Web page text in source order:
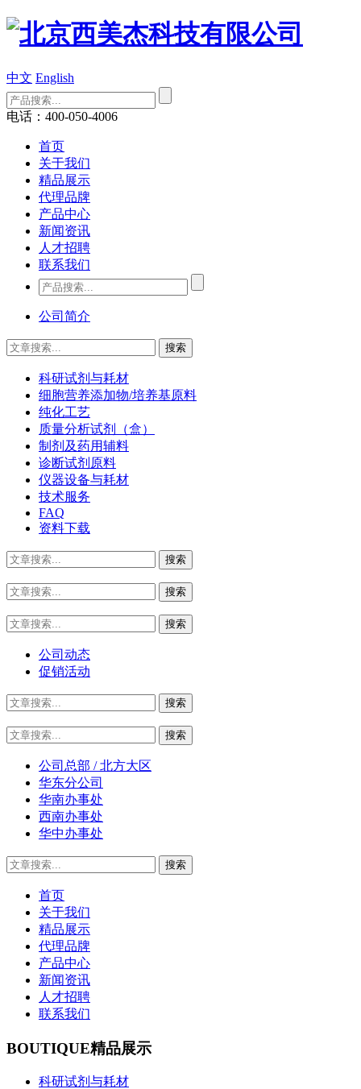
中文 English
电话：400-050-4006
首页
关于我们
精品展示
代理品牌
产品中心
新闻资讯
人才招聘
联系我们
公司简介
科研试剂与耗材
细胞营养添加物/培养基原料
纯化工艺
质量分析试剂（盒）
制剂及药用辅料
诊断试剂原料
仪器设备与耗材
技术服务
FAQ
资料下载
公司动态
促销活动
公司总部 / 北方大区
华东分公司
华南办事处
西南办事处
华中办事处
首页
关于我们
精品展示
代理品牌
产品中心
新闻资讯
人才招聘
联系我们
BOUTIQUE精品展示
科研试剂与耗材